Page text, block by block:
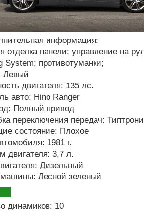
информация:
отделка панели; управление на
System; противотуманки;
Левый
двигателя: 135 лс.
авто: Hino Ranger
Полный привод
переключения передач:
состояние: Плохое
1981 г.
двигателя: 3,7 л.
Дизельный
Лесной зеленый
динамиков: 10